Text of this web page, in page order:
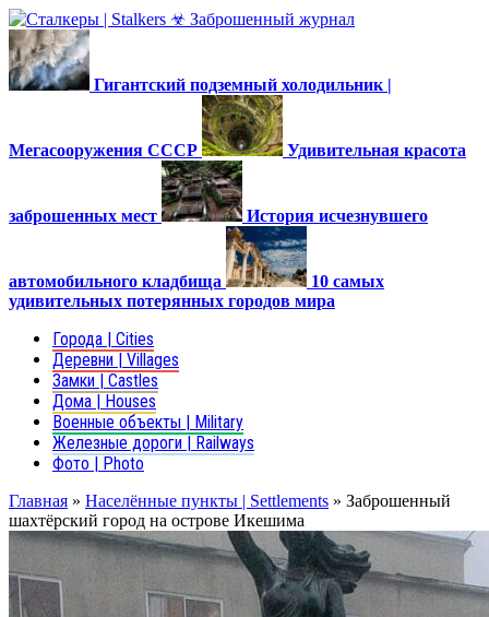
Гигантский подземный холодильник |
Мегасооружения СССР Удивительная красота
заброшенных мест История исчезнувшего
автомобильного кладбища
10 самых
удивительных потерянных городов мира
Города | Cities
Деревни | Villages
Замки | Castles
Дома | Houses
Военные объекты | Military
Железные дороги | Railways
Фото | Photo
Главная » Населённые пункты | Settlements » Заброшенный
шахтёрский город на острове Икешима